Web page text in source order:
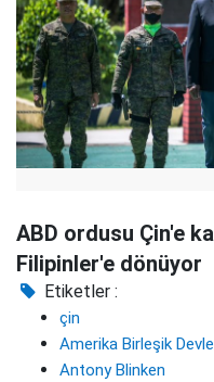
ABD ordusu Çin'e
Filipinler'e dönüyor
Etiketler :
çin
Amerika Birleşik
Antony Blinken